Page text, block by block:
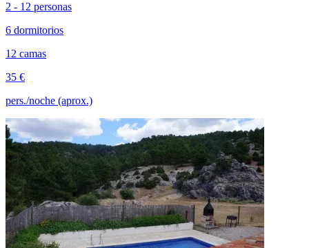
2 - 12 personas
6 dormitorios
12 camas
35 €
pers./noche (aprox.)